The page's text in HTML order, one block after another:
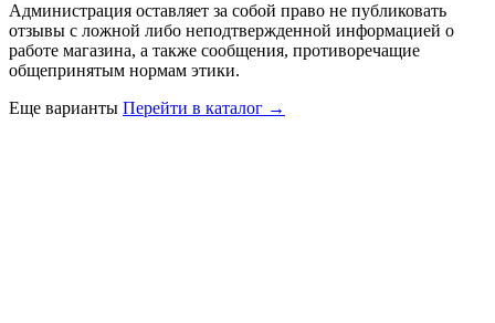
Администрация оставляет за собой право не публиковать
отзывы с ложной либо неподтвержденной информацией о
работе магазина, а также сообщения, противоречащие
общепринятым нормам этики.
Еще варианты Перейти в каталог →